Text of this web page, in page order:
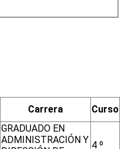
Carrera Curso
GRADUADO EN
ADMINISTRACIÓN Y 4 º